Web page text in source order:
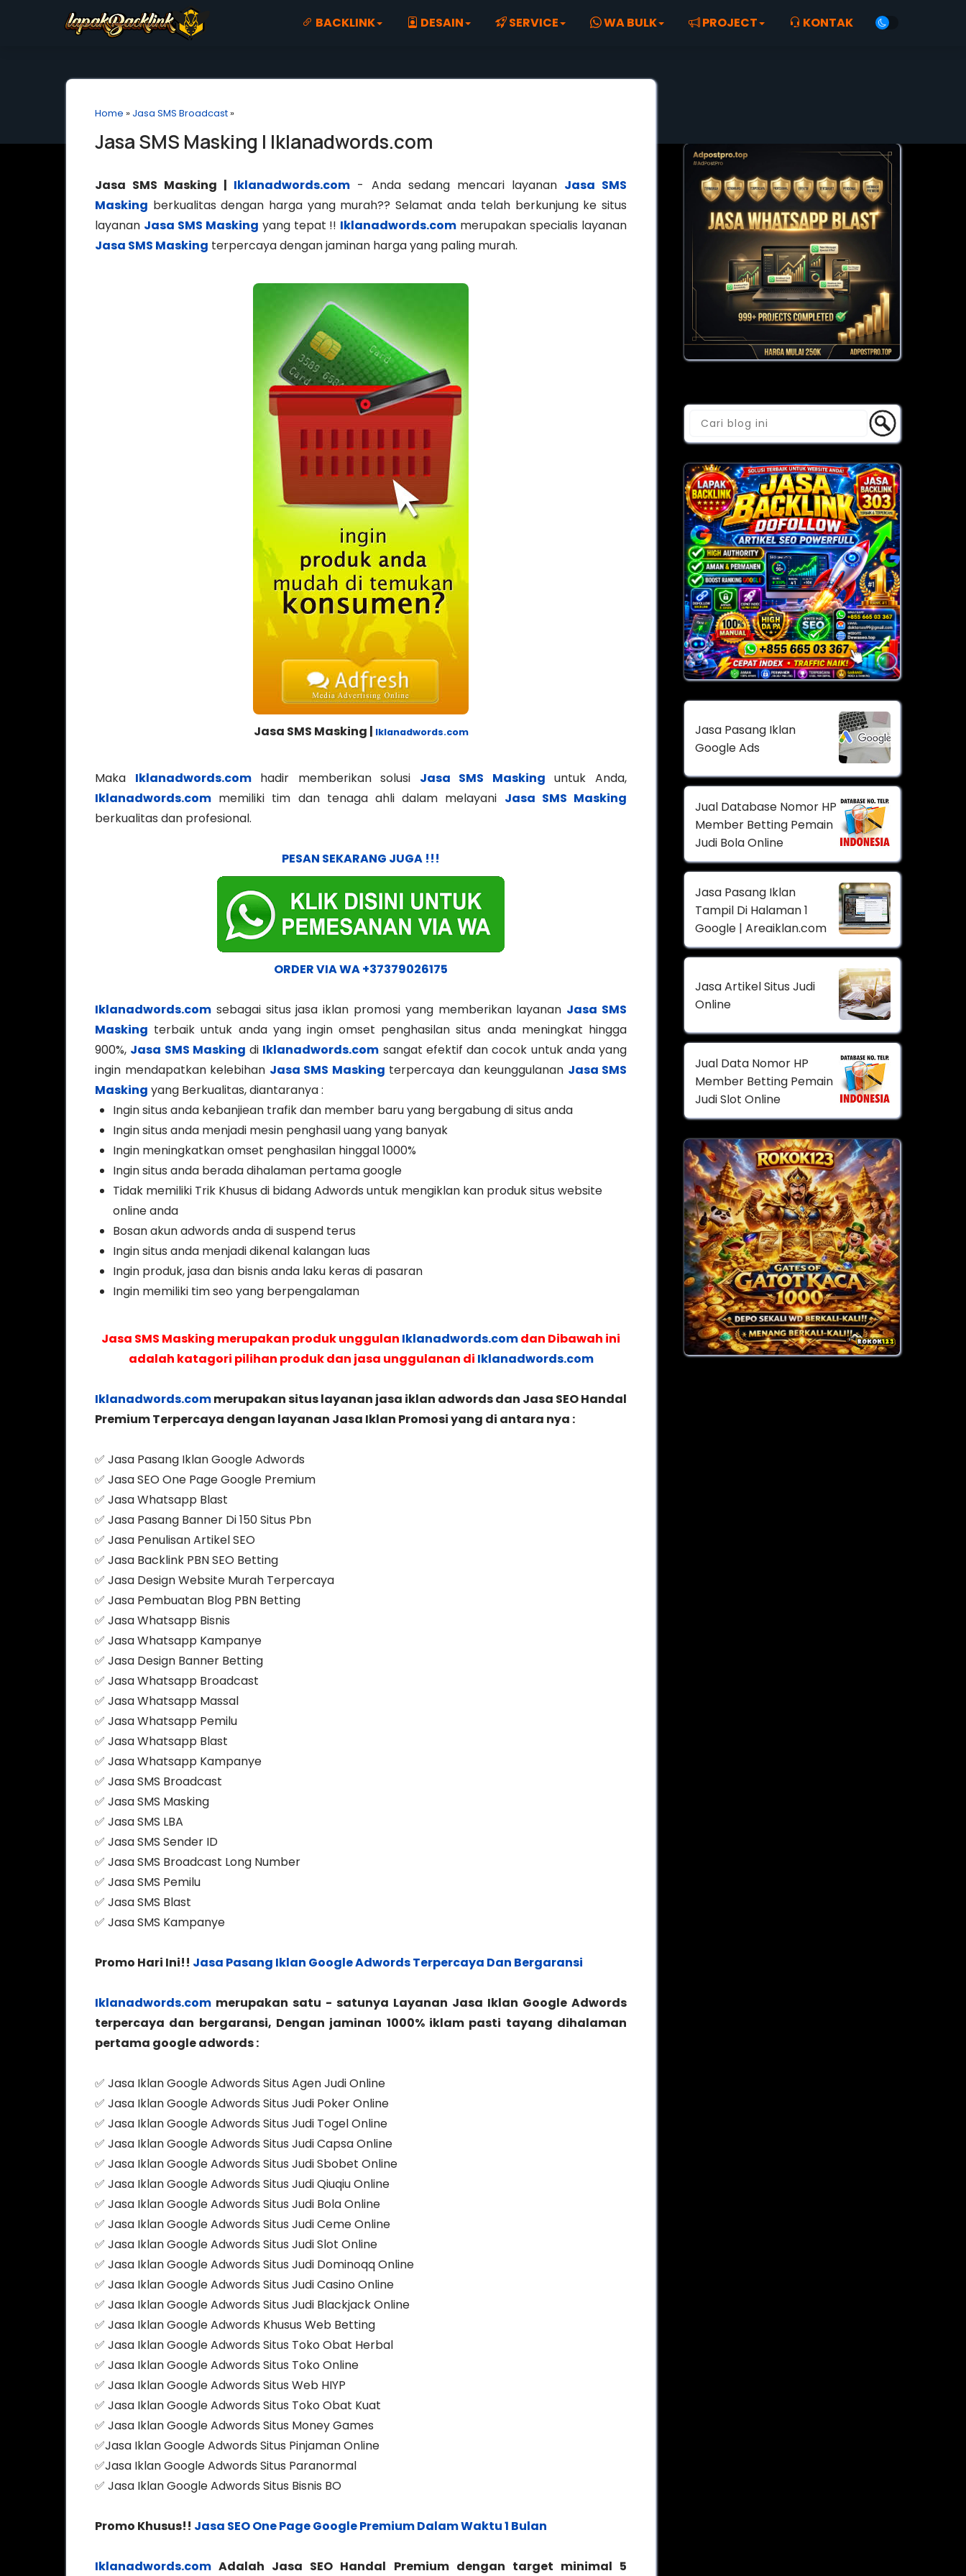
BACKLINK DESAIN SERVICE WA BULK PROJECT KONTAK
Home » Jasa SMS Broadcast »
Jasa SMS Masking | Iklanadwords.com
Jasa SMS Masking | Iklanadwords.com - Anda sedang mencari layanan Jasa SMS
Masking berkualitas dengan harga yang murah?? Selamat anda telah berkunjung ke situs
layanan Jasa SMS Masking yang tepat !! Iklanadwords.com merupakan specialis layanan
Jasa SMS Masking terpercaya dengan jaminan harga yang paling murah.
Jasa SMS Masking | Iklanadwords.com
Maka Iklanadwords.comhadir memberikan solusi Jasa SMS Masking untuk Anda,
Iklanadwords.com memiliki tim dan tenaga ahli dalam melayani Jasa SMS Masking
berkualitas dan profesional.
PESAN SEKARANG JUGA !!!
ORDER VIA WA +37379026175
Iklanadwords.com sebagai situs jasa iklan promosi yang memberikan layanan Jasa SMS
Masking terbaik untuk anda yang ingin omset penghasilan situs anda meningkat hingga
900%, Jasa SMS Masking di Iklanadwords.com sangat efektif dan cocok untuk anda yang
ingin mendapatkan kelebihan Jasa SMS Masking terpercaya dan keunggulanan Jasa SMS
Masking yang Berkualitas, diantaranya :
Ingin situs anda kebanjiean trafik dan member baru yang bergabung di situs anda
Ingin situs anda menjadi mesin penghasil uang yang banyak
Ingin meningkatkan omset penghasilan hinggal 1000%
Ingin situs anda berada dihalaman pertama google
Tidak memiliki Trik Khusus di bidang Adwords untuk mengiklan kan produk situs website
online anda
Bosan akun adwords anda di suspend terus
Ingin situs anda menjadi dikenal kalangan luas
Ingin produk, jasa dan bisnis anda laku keras di pasaran
Ingin memiliki tim seo yang berpengalaman
Jasa SMS Masking merupakan produk unggulan Iklanadwords.comdan Dibawah ini
adalah katagori pilihan produk dan jasa unggulanan di Iklanadwords.com
Iklanadwords.commerupakan situs layanan jasa iklan adwords dan Jasa SEO Handal
Premium Terpercaya dengan layanan Jasa Iklan Promosi yang di antara nya :
✅ Jasa Pasang Iklan Google Adwords
✅ Jasa SEO One Page Google Premium
✅ Jasa Whatsapp Blast
✅ Jasa Pasang Banner Di 150 Situs Pbn
✅ Jasa Penulisan Artikel SEO
✅ Jasa Backlink PBN SEO Betting
✅ Jasa Design Website Murah Terpercaya
✅ Jasa Pembuatan Blog PBN Betting
✅ Jasa Whatsapp Bisnis
✅ Jasa Whatsapp Kampanye
✅ Jasa Design Banner Betting
✅ Jasa Whatsapp Broadcast
✅ Jasa Whatsapp Massal
✅ Jasa Whatsapp Pemilu
✅ Jasa Whatsapp Blast
✅ Jasa Whatsapp Kampanye
✅ Jasa SMS Broadcast
✅ Jasa SMS Masking
✅ Jasa SMS LBA
✅ Jasa SMS Sender ID
✅ Jasa SMS Broadcast Long Number
✅ Jasa SMS Pemilu
✅ Jasa SMS Blast
✅ Jasa SMS Kampanye
Promo Hari Ini!! Jasa Pasang Iklan Google Adwords Terpercaya Dan Bergaransi
Iklanadwords.com merupakan satu - satunya Layanan Jasa Iklan Google Adwords
terpercaya dan bergaransi, Dengan jaminan 1000% iklam pasti tayang dihalaman
pertama google adwords :
✅ Jasa Iklan Google Adwords Situs Agen Judi Online
✅ Jasa Iklan Google Adwords Situs Judi Poker Online
✅ Jasa Iklan Google Adwords Situs Judi Togel Online
✅ Jasa Iklan Google Adwords Situs Judi Capsa Online
✅ Jasa Iklan Google Adwords Situs Judi Sbobet Online
✅ Jasa Iklan Google Adwords Situs Judi Qiuqiu Online
✅ Jasa Iklan Google Adwords Situs Judi Bola Online
✅ Jasa Iklan Google Adwords Situs Judi Ceme Online
✅ Jasa Iklan Google Adwords Situs Judi Slot Online
✅ Jasa Iklan Google Adwords Situs Judi Dominoqq Online
✅ Jasa Iklan Google Adwords Situs Judi Casino Online
✅ Jasa Iklan Google Adwords Situs Judi Blackjack Online
✅ Jasa Iklan Google Adwords Khusus Web Betting
✅ Jasa Iklan Google Adwords Situs Toko Obat Herbal
✅ Jasa Iklan Google Adwords Situs Toko Online
✅ Jasa Iklan Google Adwords Situs Web HIYP
✅ Jasa Iklan Google Adwords Situs Toko Obat Kuat
✅ Jasa Iklan Google Adwords Situs Money Games
✅Jasa Iklan Google Adwords Situs Pinjaman Online
✅Jasa Iklan Google Adwords Situs Paranormal
✅ Jasa Iklan Google Adwords Situs Bisnis BO
Promo Khusus!! Jasa SEO One Page Google Premium Dalam Waktu 1 Bulan
Iklanadwords.com Adalah Jasa SEO Handal Premium dengan target minimal 5
Jasa Pasang Iklan
Google Ads
Jual Database Nomor HP
Member Betting Pemain
Judi Bola Online
Jasa Pasang Iklan
Tampil Di Halaman 1
Google | Areaiklan.com
Jasa Artikel Situs Judi
Online
Jual Data Nomor HP
Member Betting Pemain
Judi Slot Online